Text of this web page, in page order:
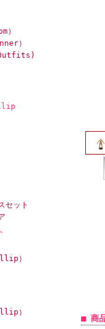
）
）
Outfits)
セット
）
）
■ 商